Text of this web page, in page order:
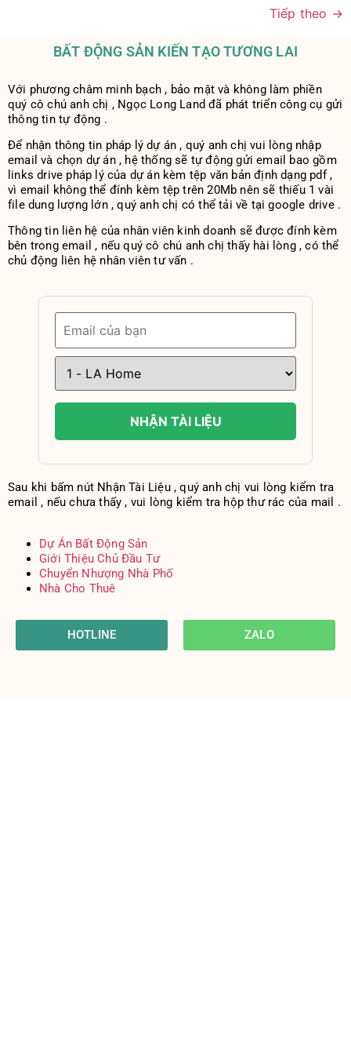
Tiếp theo →
BẤT ĐỘNG SẢN KIẾN TẠO TƯƠNG LAI
Với phương châm minh bạch , bảo mật và không làm phiền
quý cô chú anh chị , Ngọc Long Land đã phát triển công cụ gửi
thông tin tự động .
Để nhận thông tin pháp lý dự án , quý anh chị vui lòng nhập
email và chọn dự án , hệ thống sẽ tự động gửi email bao gồm
links drive pháp lý của dự án kèm tệp văn bản định dạng pdf ,
vì email không thể đính kèm tệp trên 20Mb nên sẽ thiếu 1 vài
file dung lượng lớn , quý anh chị có thể tải về tại google drive .
Thông tin liên hệ của nhân viên kinh doanh sẽ được đính kèm
bên trong email , nếu quý cô chú anh chị thấy hài lòng , có thể
chủ động liên hệ nhân viên tư vấn .
NHẬN TÀI LIỆU
Sau khi bấm nút Nhận Tài Liệu , quý anh chị vui lòng kiểm tra
email , nếu chưa thấy , vui lòng kiểm tra hộp thư rác của mail .
Dự Án Bất Động Sản
Giới Thiệu Chủ Đầu Tư
Chuyển Nhượng Nhà Phố
Nhà Cho Thuê
HOTLINE ZALO